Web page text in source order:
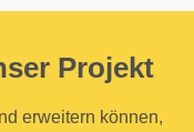
Projekt
erweitern können,